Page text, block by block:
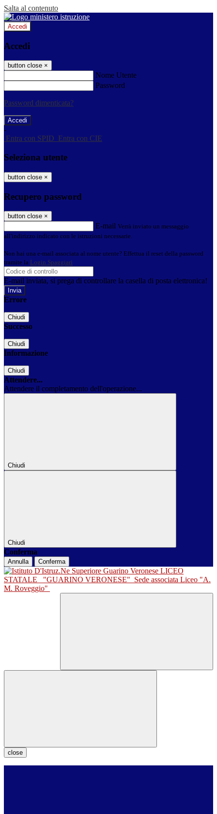
Salta al contenuto
Accedi
Accedi
button close ×
Nome Utente
Password
Password dimenticata?
-
Entra con SPID Entra con CIE
Seleziona utente
button close ×
Recupero password
button close ×
E-mail Verrà inviato un messaggio
all'indirizzo indicato con le istruzioni necessarie.
Non hai una e-mail associata al nome utente? Effettua il reset della password
tramite la Login Spaggiari
E-mail inviata, si prega di controllare la casella di posta elettronica!
Errore
Chiudi
Successo
Chiudi
Informazione
Chiudi
Attendere...
Attendere il completamento dell'operazione...
Chiudi
Chiudi
Conferma
Annulla Conferma
LICEO
STATALE
"GUARINO VERONESE" Sede associata Liceo "A.
M. Roveggio"
close